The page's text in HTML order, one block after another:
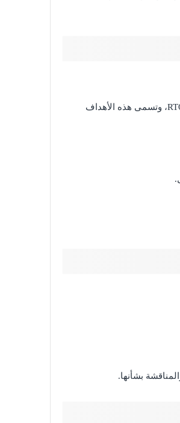
أهداف نقاط التعافي أو ما يسمى بالـ RPO، وأهداف وقت الاسترداد ورمزها RTO، وتسمى هذه الأهداف
بشأنها.